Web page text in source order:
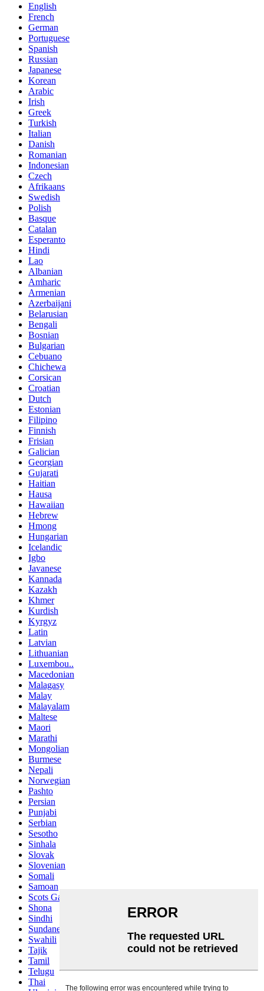
English
French
German
Portuguese
Spanish
Russian
Japanese
Korean
Arabic
Irish
Greek
Turkish
Italian
Danish
Romanian
Indonesian
Czech
Afrikaans
Swedish
Polish
Basque
Catalan
Esperanto
Hindi
Lao
Albanian
Amharic
Armenian
Azerbaijani
Belarusian
Bengali
Bosnian
Bulgarian
Cebuano
Chichewa
Corsican
Croatian
Dutch
Estonian
Filipino
Finnish
Frisian
Galician
Georgian
Gujarati
Haitian
Hausa
Hawaiian
Hebrew
Hmong
Hungarian
Icelandic
Igbo
Javanese
Kannada
Kazakh
Khmer
Kurdish
Kyrgyz
Latin
Latvian
Lithuanian
Luxembou..
Macedonian
Malagasy
Malay
Malayalam
Maltese
Maori
Marathi
Mongolian
Burmese
Nepali
Norwegian
Pashto
Persian
Punjabi
Serbian
Sesotho
Sinhala
Slovak
Slovenian
Somali
Samoan
Scots Gaelic
Shona
Sindhi
Sundanese
Swahili
Tajik
Tamil
Telugu
Thai